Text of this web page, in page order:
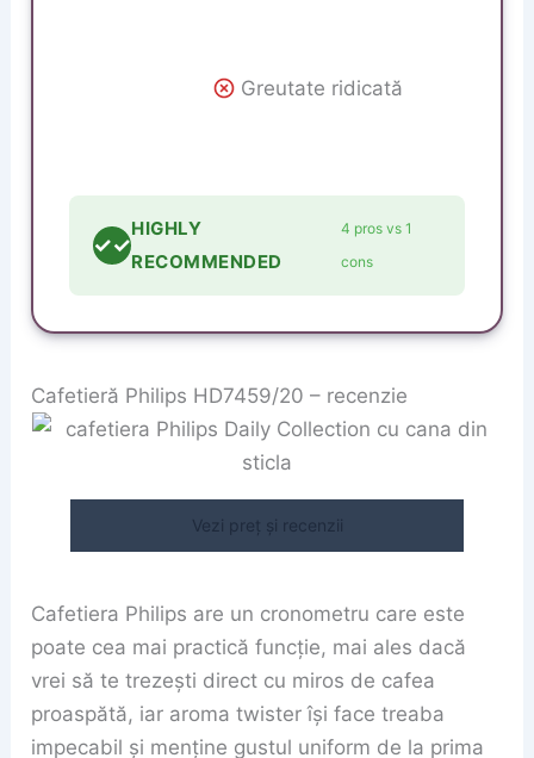
Greutate ridicată
✓✓
HIGHLY
RECOMMENDED
4 pros vs 1
cons
Cafetieră Philips HD7459/20 – recenzie
Vezi preț și recenzii
Cafetiera Philips are un cronometru care este
poate cea mai practică funcție, mai ales dacă
vrei să te trezești direct cu miros de cafea
proaspătă, iar aroma twister își face treaba
impecabil și menține gustul uniform de la prima